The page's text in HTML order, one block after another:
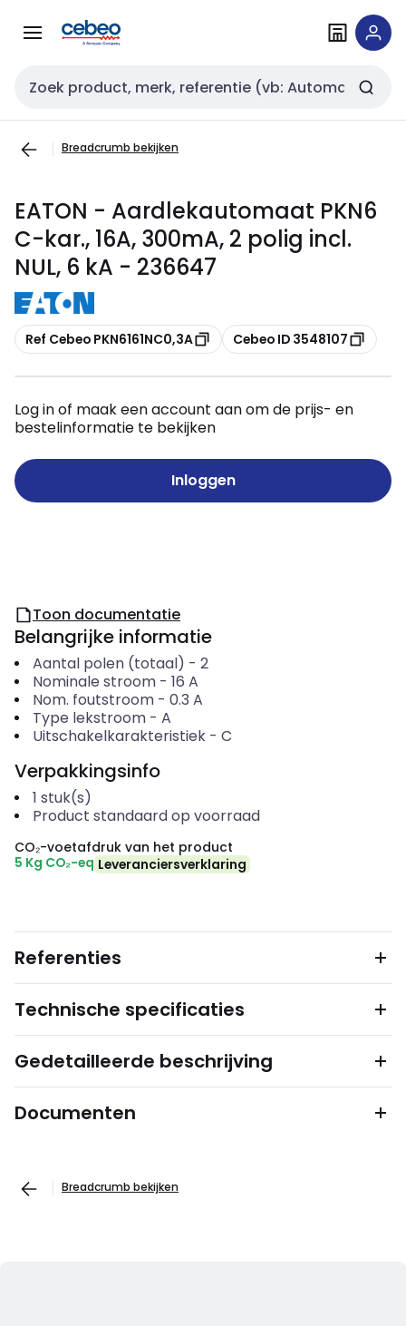
naar
naar
Zoekveld invoer
Breadcrumb bekijken
EATON - Aardlekautomaat PKN6
C-kar., 16A, 300mA, 2 polig incl.
NUL, 6 kA - 236647
Kopiëren
Ref Cebeo PKN6161NC0,3A Kopiëren
Cebeo ID 3548107
Log in of maak een account aan om de prijs- en
bestelinformatie te bekijken
Inloggen
Toon documentatie
Belangrijke informatie
Aantal polen (totaal) - 2
Nominale stroom- 16 A
Nom. foutstroom- 0.3 A
Type lekstroom- A
Uitschakelkarakteristiek- C
Verpakkingsinfo
1 stuk(s)
Product standaard op voorraad
CO₂-voetafdruk van het product
5 Kg CO₂-eq Leveranciersverklaring
Referenties
Technische specificaties
Gedetailleerde beschrijving
Documenten
Breadcrumb bekijken